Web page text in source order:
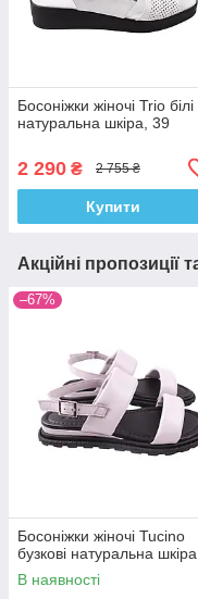
Босоніжки жіночі Trio білі
натуральна шкіра, 39
2 290 ₴ 2 755 ₴
Купити
Акційні пропозиції
–67%
Босоніжки жіночі Tucino
бузкові натуральна
В наявності